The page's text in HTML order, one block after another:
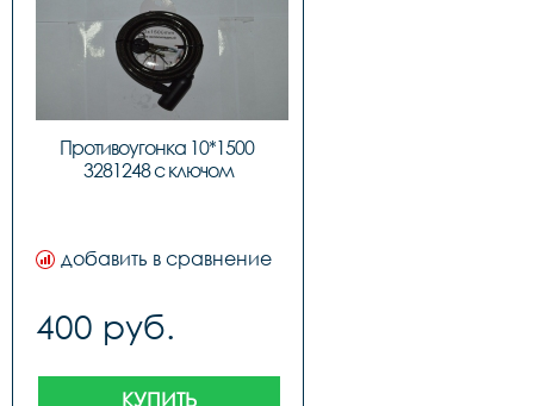
Противоугонка 10*1500
3281248 с ключом
добавить в сравнение
400 руб.
КУПИТЬ